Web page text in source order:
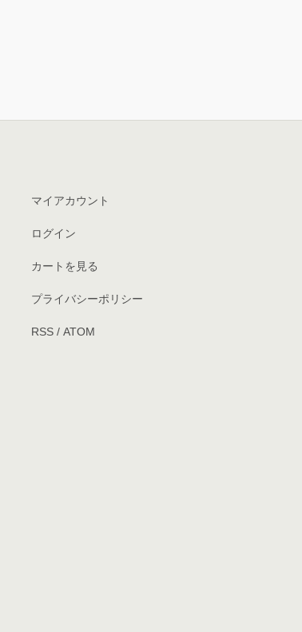
マイアカウント
ログイン
カートを見る
プライバシーポリシー
RSS/ ATOM